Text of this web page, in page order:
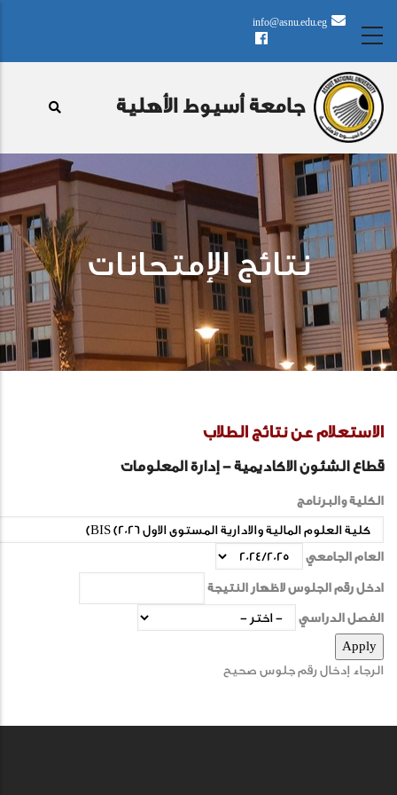
إلى
الرئيسي
info@asnu.edu.eg
جامعة أسيوط الأهلية
نتائج الإمتحانات
الاستعلام عن نتائج الطلاب
قطاع الشئون الاكاديمية - إدارة المعلومات
الكلية والبرنامج
العام الجامعي
ادخل رقم الجلوس لاظهار النتيجة
الفصل الدراسي
الرجاء إدخال رقم جلوس صحيح